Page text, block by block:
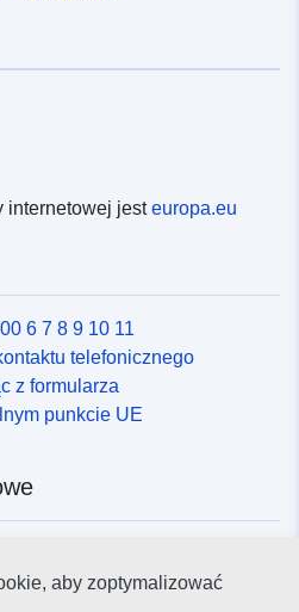
internetowej jesteuropa.eu
6 7 8 9 10 11
telefonicznego
z formularza
punkcie UE
aby zoptymalizować